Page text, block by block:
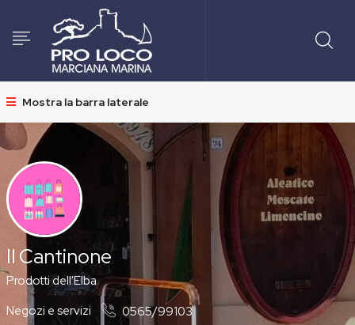
Mostra la barra laterale
Il Cantinone
Prodotti dell'Elba
Negozi e servizi
0565/99103